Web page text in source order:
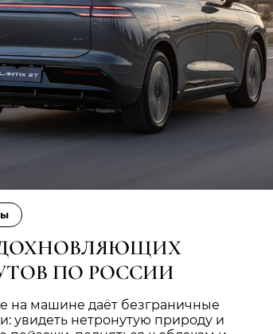
ПО РОССИИ
на машине даёт безграничные
увидеть нетронутую природу и